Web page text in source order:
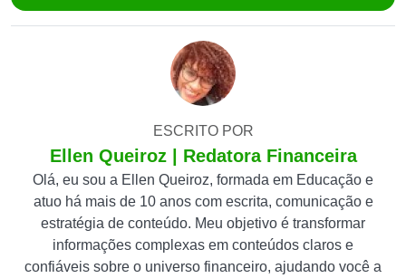
ESCRITO POR
Ellen Queiroz | Redatora Financeira
Olá, eu sou a Ellen Queiroz, formada em Educação e
atuo há mais de 10 anos com escrita, comunicação e
estratégia de conteúdo. Meu objetivo é transformar
informações complexas em conteúdos claros e
confiáveis sobre o universo financeiro, ajudando você a